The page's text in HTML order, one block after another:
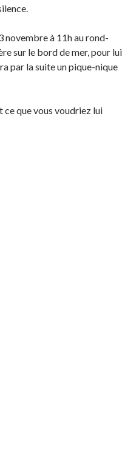
novembre à 11h au rond-
sur le bord de mer, pour lui
par la suite un pique-nique
que vous voudriez lui